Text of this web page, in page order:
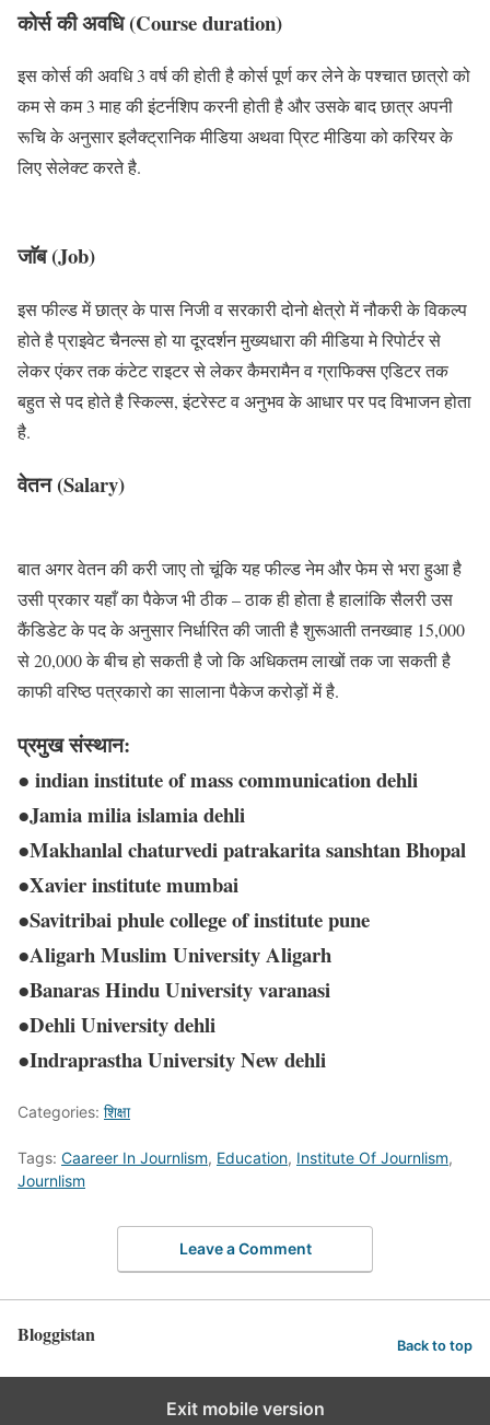
कोर्स की अवधि (Course duration)
इस कोर्स की अवधि 3 वर्ष की होती है कोर्स पूर्ण कर लेने के पश्चात छात्रो को
कम से कम 3 माह की इंटर्नशिप करनी होती है और उसके बाद छात्र अपनी
रूचि के अनुसार इलैक्ट्रानिक मीडिया अथवा प्रिट मीडिया को करियर के
लिए सेलेक्ट करते है.
जाॅब (Job)
इस फील्ड में छात्र के पास निजी व सरकारी दोनो क्षेत्रो में नौकरी के विकल्प
होते है प्राइवेट चैनल्स हो या दूरदर्शन मुख्यधारा की मीडिया मे रिपोर्टर से
लेकर एंकर तक कंटेट राइटर से लेकर कैमरामैन व ग्राफिक्स एडिटर तक
बहुत से पद होते है स्किल्स, इंटरेस्ट व अनुभव के आधार पर पद विभाजन होता
है.
वेतन (Salary)
बात अगर वेतन की करी जाए तो चूंकि यह फील्ड नेम और फेम से भरा हुआ है
उसी प्रकार यहाँ का पैकेज भी ठीक – ठाक ही होता है हालांकि सैलरी उस
कैंडिडेट के पद के अनुसार निर्धारित की जाती है शुरूआती तनख्वाह 15,000
से 20,000 के बीच हो सकती है जो कि अधिकतम लाखों तक जा सकती है
काफी वरिष्ठ पत्रकारो का सालाना पैकेज करोड़ों में है.
प्रमुख संस्थान:
● indian institute of mass communication dehli
●Jamia milia islamia dehli
●Makhanlal chaturvedi patrakarita sanshtan Bhopal
●Xavier institute mumbai
●Savitribai phule college of institute pune
●Aligarh Muslim University Aligarh
●Banaras Hindu University varanasi
●Dehli University dehli
●Indraprastha University New dehli
Categories: शिक्षा
Tags: Caareer In Journlism, Education, Institute Of Journlism,
Journlism
Leave a Comment
Bloggistan Back to top
Exit mobile version